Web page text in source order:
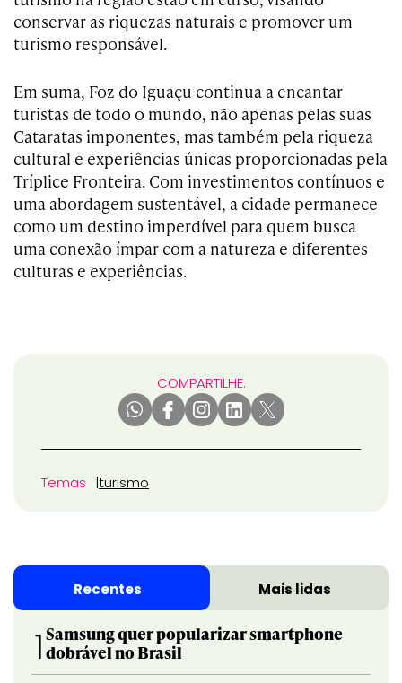
conservar as riquezas naturais e promover um
turismo responsável.
Em suma, Foz do Iguaçu continua a encantar
turistas de todo o mundo, não apenas pelas suas
Cataratas imponentes, mas também pela riqueza
cultural e experiências únicas proporcionadas pela
Tríplice Fronteira. Com investimentos contínuos e
uma abordagem sustentável, a cidade permanece
como um destino imperdível para quem busca
uma conexão ímpar com a natureza e diferentes
culturas e experiências.
COMPARTILHE:
Temas turismo
Recentes Mais lidas
1 Samsung quer popularizar smartphone
dobrável no Brasil